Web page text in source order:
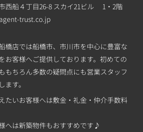
西船４丁目26-8 スカイ21ビル 1・2階
trust.co.jp
橋店では船橋市、市川市を中心に豊富な
お客様へご提供しております。初めての
もちろん多数の疑問点にも営業スタッフ
す。
たいお客様へは敷金・礼金・仲介手数料
へは新築物件もおすすめです♪